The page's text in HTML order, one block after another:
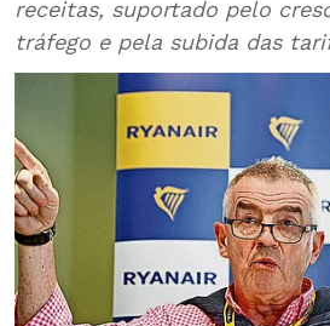
receitas, suportado pelo
tráfego e pela subida das